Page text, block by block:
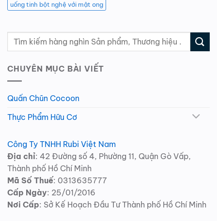
uống tinh bột nghệ với mật ong
CHUYÊN MỤC BÀI VIẾT
Quấn Chũn Cocoon
Thực Phẩm Hữu Cơ
Công Ty TNHH Rubi Việt Nam
Địa chỉ: 42 Đường số 4, Phường 11, Quận Gò Vấp,
Thành phố Hồ Chí Minh
Mã Số Thuế: 0313635777
Cấp Ngày: 25/01/2016
Nơi Cấp: Sở Kế Hoạch Đầu Tư Thành phố Hồ Chí Minh